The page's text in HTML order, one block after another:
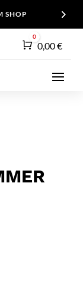
SHOP
Warenkorb
0
0,00€